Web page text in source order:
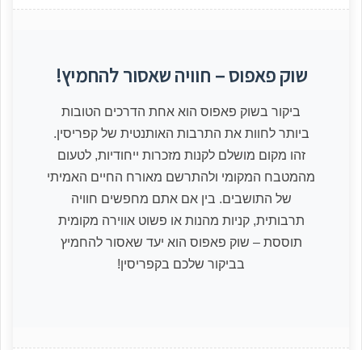
שוק פאפוס – חוויה שאסור להחמיץ!
ביקור בשוק פאפוס הוא אחת הדרכים הטובות
ביותר לחוות את התרבות האותנטית של קפריסין.
זהו מקום מושלם לקנות מזכרות ייחודיות, לטעום
מהמטבח המקומי ולהתרשם מאורח החיים האמיתי
של התושבים. בין אם אתם מחפשים חוויה
תרבותית, קניות מהנות או פשוט אווירה מקומית
תוססת – שוק פאפוס הוא יעד שאסור להחמיץ
בביקור שלכם בקפריסין!